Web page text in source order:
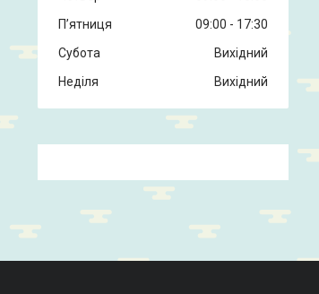
Пʼятниця
09:00
17:30
Субота
Вихідний
Неділя
Вихідний